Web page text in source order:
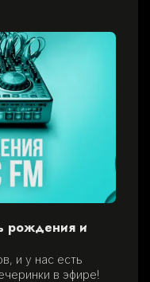
рождения и
и у нас есть
в эфире!